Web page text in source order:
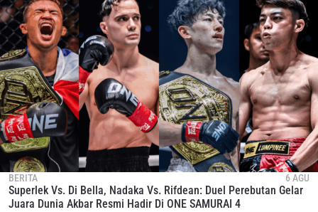
BERITA 6 AGU
Superlek Vs. Di Bella, Nadaka Vs. Rifdean: Duel Perebutan Gelar
Juara Dunia Akbar Resmi Hadir Di ONE SAMURAI 4